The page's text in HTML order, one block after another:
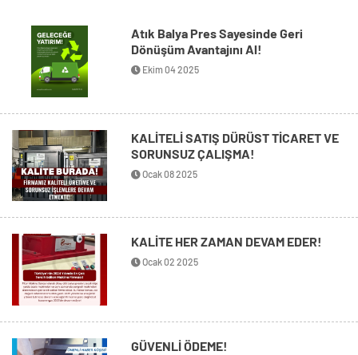
Atık Balya Pres Sayesinde Geri
Dönüşüm Avantajını Al!
Ekim 04 2025
KALİTELİ SATIŞ DÜRÜST TİCARET VE
SORUNSUZ ÇALIŞMA!
Ocak 08 2025
KALİTE HER ZAMAN DEVAM EDER!
Ocak 02 2025
GÜVENLİ ÖDEME!